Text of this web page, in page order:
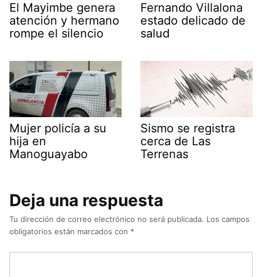
El Mayimbe genera
atención y hermano
rompe el silencio
Fernando Villalona
estado delicado de
salud
Mujer policía a su
hija en
Manoguayabo
Sismo se registra
cerca de Las
Terrenas
Deja una respuesta
Tu dirección de correo electrónico no será publicada. Los campos
obligatorios están marcados con *